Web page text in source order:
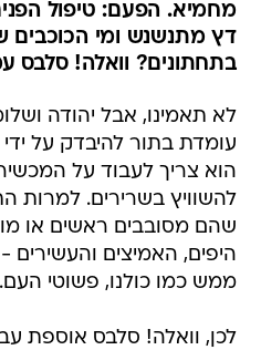
מחמיא. הפעם: טיפול
דץ מתנשנש ומי הכוכבים
בתחתונים? וואלה! סלבס
לא תאמינו, אבל יהודה
עומדת בתור להיבדק על ידי
הוא צריך לעבוד על
להשוויץ בשרירים. למרות
שהם מסובבים ראשים או
היפים, האמיצים והעשירים
ממש כמו כולנו, פשוטי העם.
לכן, וואלה! סלבס אוספת